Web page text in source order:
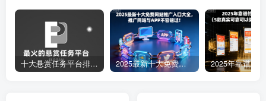
十大悬赏任务平台排行榜（全网最好的悬赏任务平台） 2025最新十大免费网站推广入口大全，推广网站与APP不容错过！